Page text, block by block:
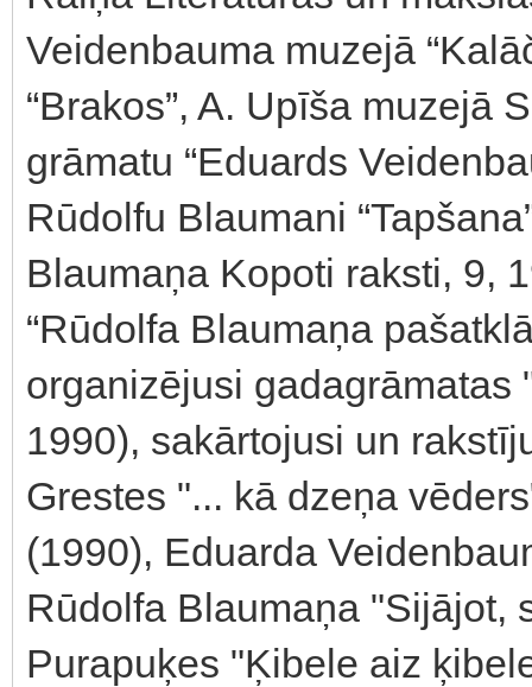
Veidenbauma muzejā
“Brakos”, A. Upīša muzejā
grāmatu “Eduards
Rūdolfu Blaumani
Blaumaņa Kopoti raksti, 9,
“Rūdolfa Blaumaņa
organizējusi gadagrāmatas
1990), sakārtojusi un
Grestes "... kā dzeņa
(1990), Eduarda
Rūdolfa Blaumaņa "Sijājot,
Purapuķes "Ķibele aiz